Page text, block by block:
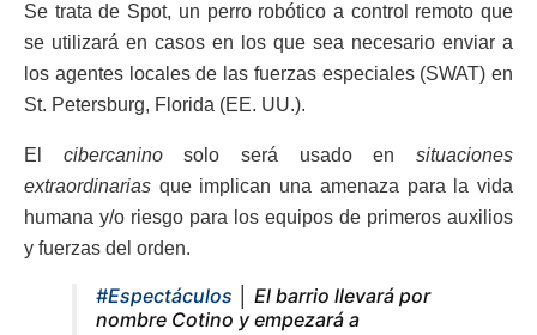
Se trata de Spot, un perro robótico a control remoto que
se utilizará en casos en los que sea necesario enviar a
los agentes locales de las fuerzas especiales (SWAT) en
St. Petersburg, Florida (EE. UU.).
El cibercaninosolo será usado ensituaciones
extraordinarias que implican una amenaza para la vida
humana y/o riesgo para los equipos de primeros auxilios
y fuerzas del orden.
#Espectáculos │ El barrio llevará por
nombre Cotino y empezará a